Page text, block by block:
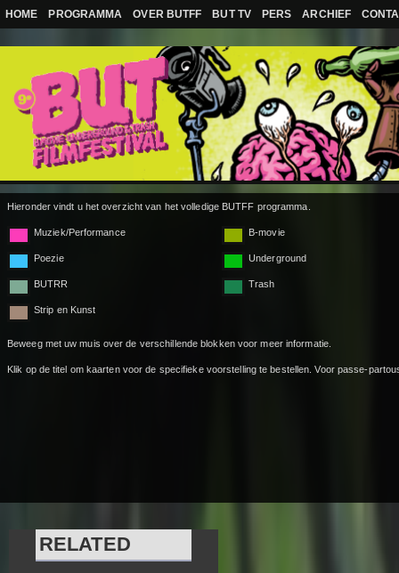
Overslaan en naar de algemene inhoud gaan
HOME PROGRAMMA OVER BUTFF BUT TV PERS ARCHIEF
Hieronder vindt u het overzicht van het volledige BUTFF programma.
Muziek/Performance
Poezie
BUTRR
Strip en Kunst
B-movie
Underground
Trash
Beweeg met uw muis over de verschillende blokken voor meer informatie.
Klik op de titel om kaarten voor de specifieke voorstelling te bestellen. Voor passe-
RELATED